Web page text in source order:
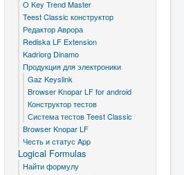
O Key Trend Master
Teest Classic конструктор
Редактор Аврора
Rediska LF Extension
Kadriorg Dinamo
Продукция для электроники
Gaz Keyslink
Browser Knopar LF for android
Конструктор тестов
Система тестов Teest Classic
Browser Knopar LF
Честь и статус App
Logical Formulas
Найти формулу